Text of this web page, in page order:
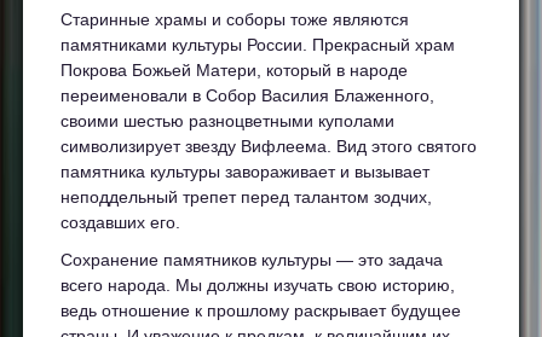
Старинные храмы и соборы тоже являются
памятниками культуры России. Прекрасный храм
Покрова Божьей Матери, который в народе
переименовали в Собор Василия Блаженного,
своими шестью разноцветными куполами
символизирует звезду Вифлеема. Вид этого святого
памятника культуры завораживает и вызывает
неподдельный трепет перед талантом зодчих,
создавших его.
Сохранение памятников культуры — это задача
всего народа. Мы должны изучать свою историю,
ведь отношение к прошлому раскрывает будущее